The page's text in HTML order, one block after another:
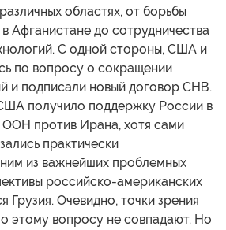
областях, от борьбы
Афганистане до сотрудничества
С одной стороны, США и
по вопросу о сокращении
и подписали новый договор СНВ.
получило поддержку России в
против Ирана, хотя сами
практически
из важнейших проблемных
российско-американских
Грузия. Очевидно, точки зрения
этому вопросу не совпадают. Но